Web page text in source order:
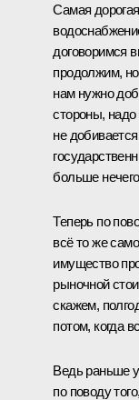
Самая
договоримся
продолжим,
нам нужно
стороны, надо
не
больше
Теперь по
всё то же
имущество
рыночной
скажем,
потом, когда
Ведь раньше
по поводу